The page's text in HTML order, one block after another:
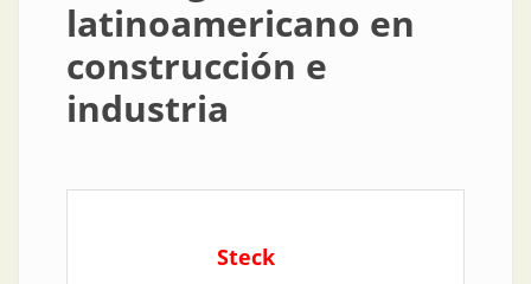
latinoamericano en
construcción e
industria
Steck